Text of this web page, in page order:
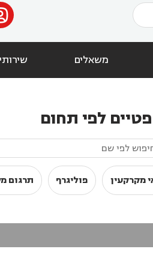
משאלים
לפי תחום
מקרקעין פוליגרף תרגום